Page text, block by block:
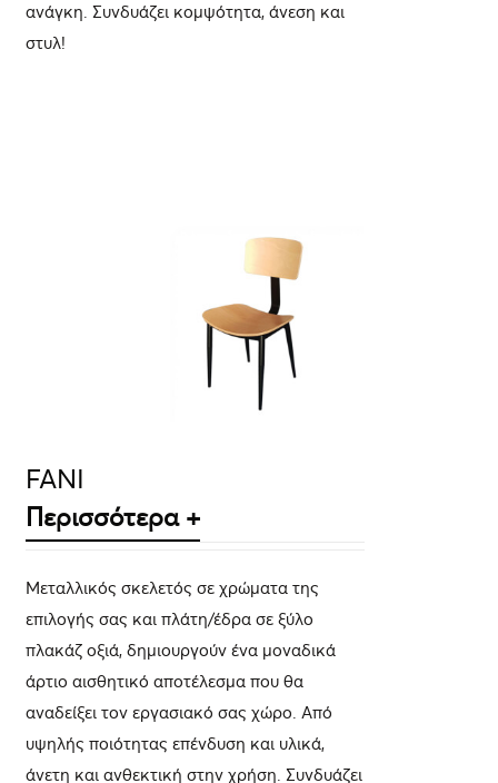
ανάγκη. Συνδυάζει κομψότητα, άνεση και
στυλ!
ΛΕΠΤΟΜΈΡΕΙΕΣ
FANI
Περισσότερα +
Μεταλλικός σκελετός σε χρώματα της
επιλογής σας και πλάτη/έδρα σε ξύλο
πλακάζ οξιά, δημιουργούν ένα μοναδικά
άρτιο αισθητικό αποτέλεσμα που θα
αναδείξει τον εργασιακό σας χώρο. Από
υψηλής ποιότητας επένδυση και υλικά,
άνετη και ανθεκτική στην χρήση. Συνδυάζει